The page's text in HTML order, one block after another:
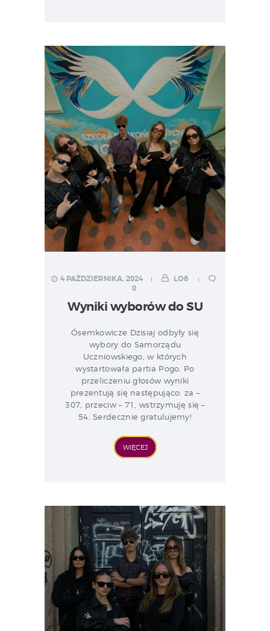
4 PAŹDZIERNIKA, 2024
LO8
0
Wyniki wyborów do SU
Ósemkowicze Dzisiaj odbyły się
wybory do Samorządu
Uczniowskiego, w których
wystartowała partia Pogo. Po
przeliczeniu głosów wyniki
prezentują się następująco: za –
307, przeciw – 71, ️wstrzymuję się –
54. Serdecznie gratulujemy!
WIĘCEJ